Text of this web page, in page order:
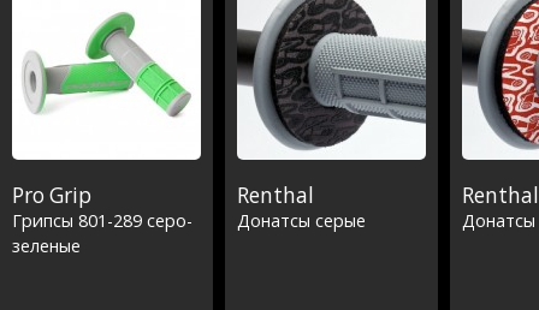
Pro Grip
Грипсы 801-289 серо-
зеленые
Renthal
Донатсы серые
Renthal
Донатсы